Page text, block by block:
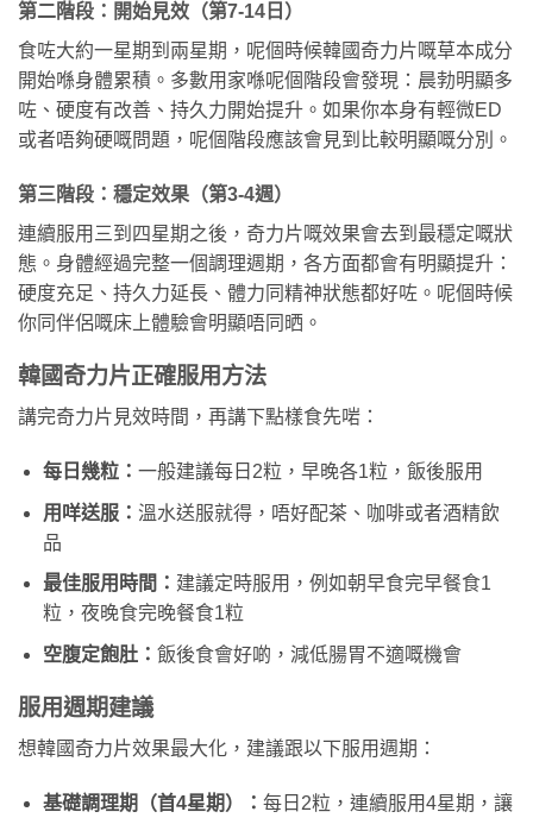
第二階段：開始見效（第7-14日）
食咗大約一星期到兩星期，呢個時候韓國奇力片嘅草本成分
開始喺身體累積。多數用家喺呢個階段會發現：晨勃明顯多
咗、硬度有改善、持久力開始提升。如果你本身有輕微ED
或者唔夠硬嘅問題，呢個階段應該會見到比較明顯嘅分別。
第三階段：穩定效果（第3-4週）
連續服用三到四星期之後，奇力片嘅效果會去到最穩定嘅狀
態。身體經過完整一個調理週期，各方面都會有明顯提升：
硬度充足、持久力延長、體力同精神狀態都好咗。呢個時候
你同伴侶嘅床上體驗會明顯唔同晒。
韓國奇力片正確服用方法
講完奇力片見效時間，再講下點樣食先啱：
每日幾粒： 一般建議每日2粒，早晚各1粒，飯後服用
用咩送服： 溫水送服就得，唔好配茶、咖啡或者酒精飲
品
最佳服用時間： 建議定時服用，例如朝早食完早餐食1
粒，夜晚食完晚餐食1粒
空腹定飽肚： 飯後食會好啲，減低腸胃不適嘅機會
服用週期建議
想韓國奇力片效果最大化，建議跟以下服用週期：
基礎調理期（首4星期）： 每日2粒，連續服用4星期，讓